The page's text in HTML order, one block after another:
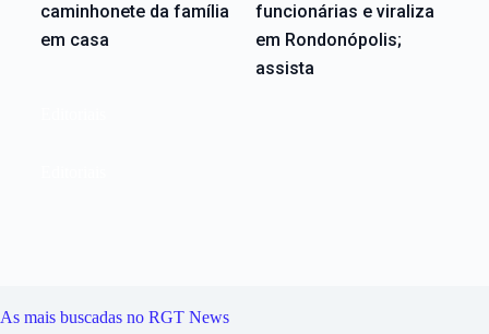
caminhonete da família
em casa
funcionárias e viraliza
em Rondonópolis;
assista
As mais buscadas no RGT News